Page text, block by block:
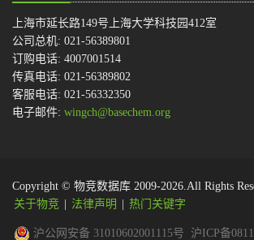
上海市延长路149号上海大学科技园412室
公司总机: 021-56389801
订购电话: 4007001514
传真电话: 021-56389802
客服电话: 021-56332350
电子邮件: wingch@basechem.org
Copyright © 物竞数据库 2009-2026.All Rights
关于物竞
法律声明 热门关键字
沪公网安备 31010602001115号 沪ICP备